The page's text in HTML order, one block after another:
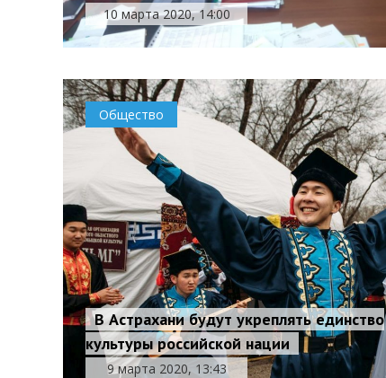
10 марта 2020, 14:00
Общество
В Астрахани будут укреплять единство
культуры российской нации
9 марта 2020, 13:43